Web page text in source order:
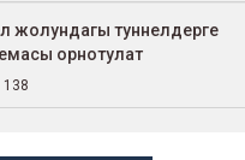
жолундагы туннелдерге
орнотулат
138